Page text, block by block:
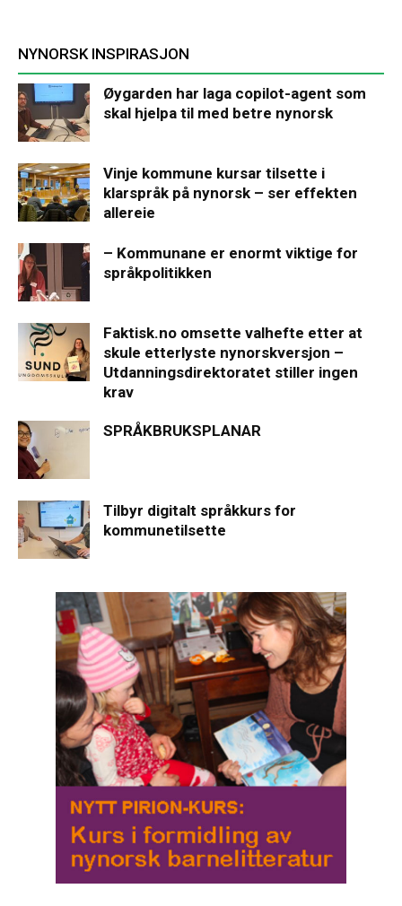
NYNORSK INSPIRASJON
Øygarden har laga copilot-agent som
skal hjelpa til med betre nynorsk
Vinje kommune kursar tilsette i
klarspråk på nynorsk – ser effekten
allereie
– Kommunane er enormt viktige for
språkpolitikken
Faktisk.no omsette valhefte etter at
skule etterlyste nynorskversjon –
Utdanningsdirektoratet stiller ingen
krav
SPRÅKBRUKSPLANAR
Tilbyr digitalt språkkurs for
kommunetilsette